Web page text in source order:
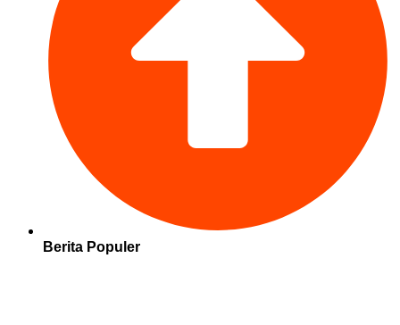
Berita Populer